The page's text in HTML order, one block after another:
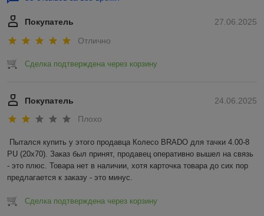
27.06.2025
Покупатель
Отлично
Сделка подтверждена через корзину
24.06.2025
Покупатель
Плохо
Пытался купить у этого продавца Колесо BRADO для тачки 4.00-8
PU (20x70). Заказ был принят, продавец оперативно вышел на связь
- это плюс. Товара нет в наличии, хотя карточка товара до сих пор
предлагается к заказу - это минус.
Сделка подтверждена через корзину